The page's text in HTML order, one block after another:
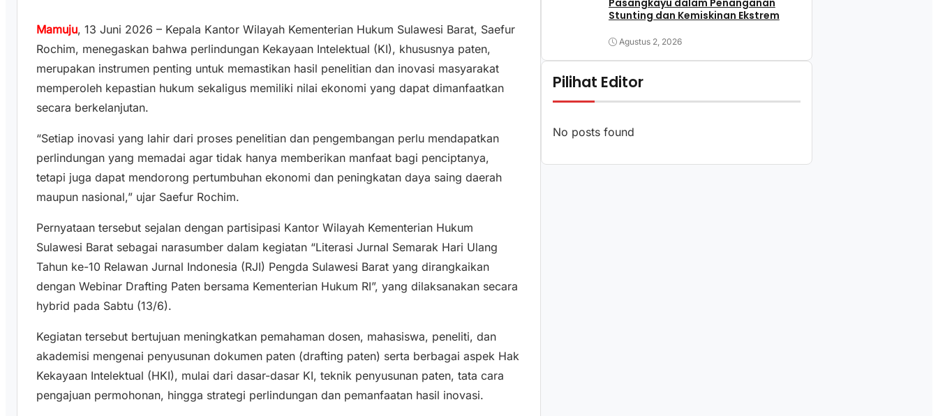
Mamuju, 13 Juni 2026 – Kepala Kantor Wilayah Kementerian Hukum Sulawesi Barat, Saefur
Rochim, menegaskan bahwa perlindungan Kekayaan Intelektual (KI), khususnya paten,
merupakan instrumen penting untuk memastikan hasil penelitian dan inovasi masyarakat
memperoleh kepastian hukum sekaligus memiliki nilai ekonomi yang dapat dimanfaatkan
secara berkelanjutan.
“Setiap inovasi yang lahir dari proses penelitian dan pengembangan perlu mendapatkan
perlindungan yang memadai agar tidak hanya memberikan manfaat bagi penciptanya,
tetapi juga dapat mendorong pertumbuhan ekonomi dan peningkatan daya saing daerah
maupun nasional,” ujar Saefur Rochim.
Pernyataan tersebut sejalan dengan partisipasi Kantor Wilayah Kementerian Hukum
Sulawesi Barat sebagai narasumber dalam kegiatan “Literasi Jurnal Semarak Hari Ulang
Tahun ke-10 Relawan Jurnal Indonesia (RJI) Pengda Sulawesi Barat yang dirangkaikan
dengan Webinar Drafting Paten bersama Kementerian Hukum RI”, yang dilaksanakan secara
hybrid pada Sabtu (13/6).
Kegiatan tersebut bertujuan meningkatkan pemahaman dosen, mahasiswa, peneliti, dan
akademisi mengenai penyusunan dokumen paten (drafting paten) serta berbagai aspek Hak
Kekayaan Intelektual (HKI), mulai dari dasar-dasar KI, teknik penyusunan paten, tata cara
pengajuan permohonan, hingga strategi perlindungan dan pemanfaatan hasil inovasi.
Stunting dan Kemiskinan Ekstrem
Agustus 2, 2026
Pilihat Editor
No posts found